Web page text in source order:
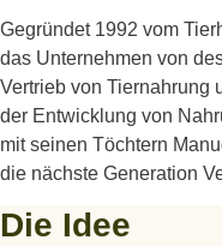
Gegründet 1992 vom
das Unternehmen von
Vertrieb von Tiernahrung
der Entwicklung von
mit seinen Töchtern
die nächste Generation
Die Idee